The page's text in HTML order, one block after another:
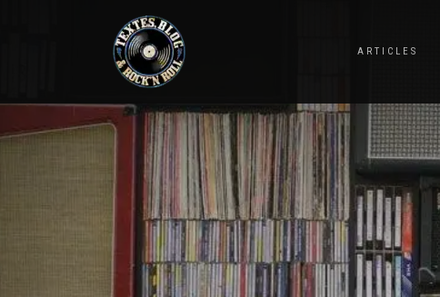
ARTICLES